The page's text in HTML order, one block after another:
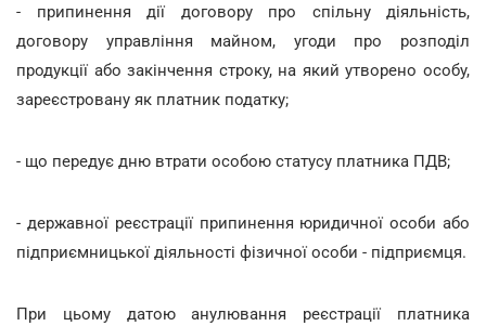
- припинення дії договору про спільну діяльність,
договору управління майном, угоди про розподіл
продукції або закінчення строку, на який утворено особу,
зареєстровану як платник податку;
- що передує дню втрати особою статусу платника ПДВ;
- державної реєстрації припинення юридичної особи або
підприємницької діяльності фізичної особи - підприємця.
При цьому датою анулювання реєстрації платника